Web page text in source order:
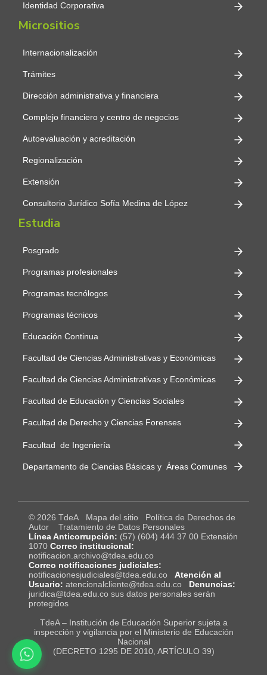
Identidad Corporativa
Micrositios
Internacionalización
Trámites
Dirección administrativa y financiera
Complejo financiero y centro de negocios
Autoevaluación y acreditación
Regionalización
Extensión
Consultorio Jurídico Sofía Medina de López
Estudia
Posgrado
Programas profesionales
Programas tecnólogos
Programas técnicos
Educación Continua
Facultad de Ciencias Administrativas y Económicas
Facultad de Ciencias Administrativas y Económicas
Facultad de Educación y Ciencias Sociales
Facultad de Derecho y Ciencias Forenses
Facultad de Ingeniería
Departamento de Ciencias Básicas y Áreas Comunes
© 2026 TdeA Mapa del sitio
Política de Derechos de
Autor
Tratamiento de Datos Personales
Línea Anticorrupción: (57) (604) 444 37 00 Extensión
1070 Correo institucional:
notificacion.archivo@tdea.edu.co
Correo notificaciones judiciales:
notificacionesjudiciales@tdea.edu.co
Atención al
Usuario: atencionalcliente@tdea.edu.co
Denuncias:
juridica@tdea.edu.co sus datos personales serán
protegidos
TdeA – Institución de Educación Superior sujeta a
inspección y vigilancia por el Ministerio de Educación
Nacional
(DECRETO 1295 DE 2010, ARTÍCULO 39)